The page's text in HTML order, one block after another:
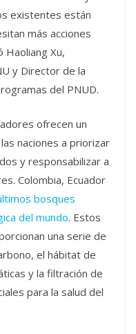
existentes están
más acciones
Xu,
y Director de la
del PNUD.
ofrecen un
naciones a priorizar
y responsabilizar a
Colombia, Ecuador
bosques
del mundo. Estos
una serie de
el hábitat de
y la filtración de
para la salud del